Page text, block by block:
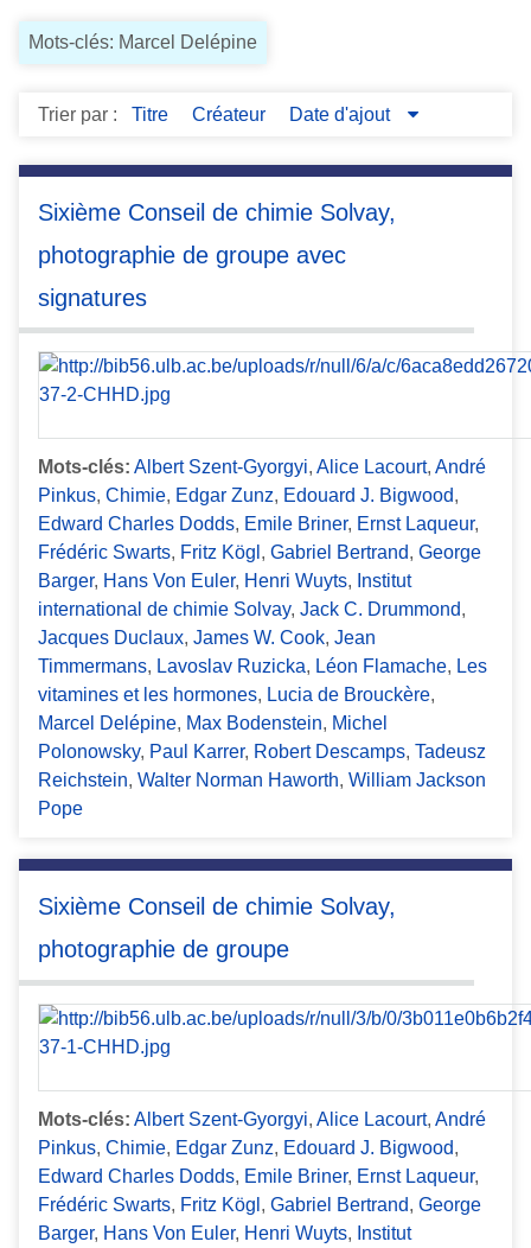
Mots-clés: Marcel Delépine
Trier par : Titre Créateur Date d'ajout
Sixième Conseil de chimie Solvay,
photographie de groupe avec
signatures
Mots-clés: Albert Szent-Gyorgyi, Alice Lacourt, André
Pinkus, Chimie, Edgar Zunz, Edouard J. Bigwood,
Edward Charles Dodds, Emile Briner, Ernst Laqueur,
Frédéric Swarts, Fritz Kögl , Gabriel Bertrand, George
Barger, Hans Von Euler, Henri Wuyts, Institut
international de chimie Solvay, Jack C. Drummond,
Jacques Duclaux, James W. Cook, Jean
Timmermans, Lavoslav Ruzicka, Léon Flamache, Les
vitamines et les hormones, Lucia de Brouckère,
Marcel Delépine, Max Bodenstein, Michel
Polonowsky, Paul Karrer, Robert Descamps, Tadeusz
Reichstein, Walter Norman Haworth, William Jackson
Pope
Sixième Conseil de chimie Solvay,
photographie de groupe
Mots-clés: Albert Szent-Gyorgyi, Alice Lacourt, André
Pinkus, Chimie, Edgar Zunz, Edouard J. Bigwood,
Edward Charles Dodds, Emile Briner, Ernst Laqueur,
Frédéric Swarts, Fritz Kögl , Gabriel Bertrand, George
Barger, Hans Von Euler, Henri Wuyts, Institut